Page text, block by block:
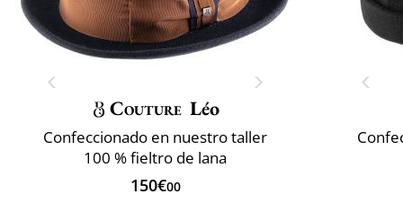
Couture Léo
Confeccionado en nuestro taller
100 % fieltro de lana
150€00